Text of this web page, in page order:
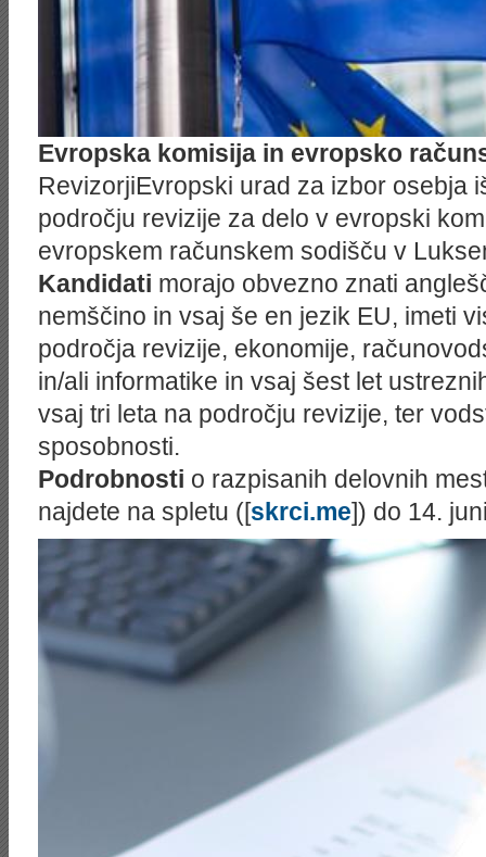
Evropska komisija in evropsko
RevizorjiEvropski urad za izbor osebja
področju revizije za delo v evropski
evropskem računskem sodišču v
Kandidati morajo obvezno znati
nemščino in vsaj še en jezik EU, imeti
področja revizije, ekonomije,
in/ali informatike in vsaj šest let
vsaj tri leta na področju revizije, ter
sposobnosti.
Podrobnosti o razpisanih delovnih
najdete na spletu ([skrci.me]) do 14.